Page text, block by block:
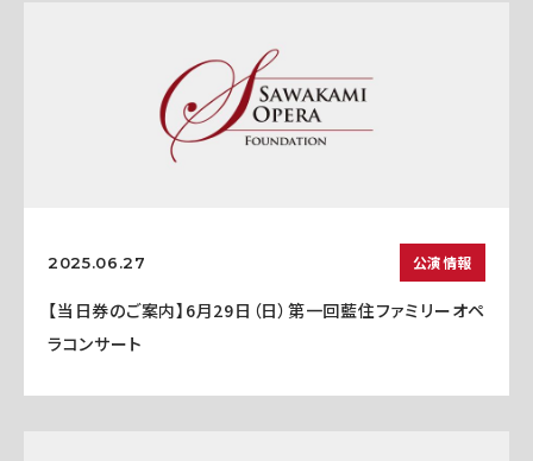
2025.06.27 公演情報
【当日券のご案内】6月29日（日）第一回藍住ファミリーオペ
ラコンサート